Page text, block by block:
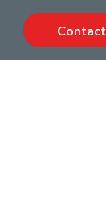
Contact